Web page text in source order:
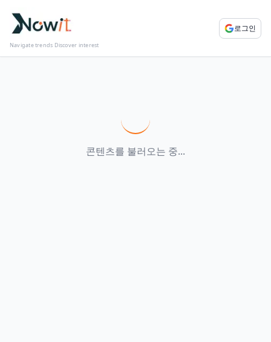
Navigate trends Discover interest
로그인
콘텐츠를 불러오는 중...